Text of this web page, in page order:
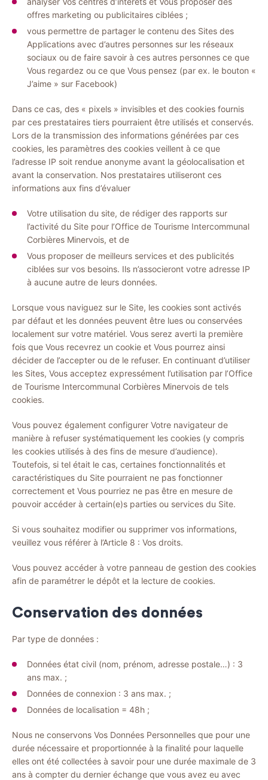
offres marketing ou publicitaires ciblées ;
vous permettre de partager le contenu des Sites des
Applications avec d’autres personnes sur les réseaux
sociaux ou de faire savoir à ces autres personnes ce que
Vous regardez ou ce que Vous pensez (par ex. le bouton «
J’aime » sur Facebook)
Dans ce cas, des « pixels » invisibles et des cookies fournis
par ces prestataires tiers pourraient être utilisés et conservés.
Lors de la transmission des informations générées par ces
cookies, les paramètres des cookies veillent à ce que
l’adresse IP soit rendue anonyme avant la géolocalisation et
avant la conservation. Nos prestataires utiliseront ces
informations aux fins d’évaluer
Votre utilisation du site, de rédiger des rapports sur
l’activité du Site pour l’Office de Tourisme Intercommunal
Corbières Minervois, et de
Vous proposer de meilleurs services et des publicités
ciblées sur vos besoins. Ils n’associeront votre adresse IP
à aucune autre de leurs données.
Lorsque vous naviguez sur le Site, les cookies sont activés
par défaut et les données peuvent être lues ou conservées
localement sur votre matériel. Vous serez averti la première
fois que Vous recevrez un cookie et Vous pourrez ainsi
décider de l’accepter ou de le refuser. En continuant d’utiliser
les Sites, Vous acceptez expressément l’utilisation par l’Office
de Tourisme Intercommunal Corbières Minervois de tels
cookies.
Vous pouvez également configurer Votre navigateur de
manière à refuser systématiquement les cookies (y compris
les cookies utilisés à des fins de mesure d’audience).
Toutefois, si tel était le cas, certaines fonctionnalités et
caractéristiques du Site pourraient ne pas fonctionner
correctement et Vous pourriez ne pas être en mesure de
pouvoir accéder à certain(e)s parties ou services du Site.
Si vous souhaitez modifier ou supprimer vos informations,
veuillez vous référer à l’Article 8 : Vos droits.
Vous pouvez accéder à votre panneau de gestion des cookies
afin de paramétrer le dépôt et la lecture de cookies.
Conservation des données
Par type de données :
Données état civil (nom, prénom, adresse postale…) : 3
ans max. ;
Données de connexion : 3 ans max. ;
Données de localisation = 48h ;
Nous ne conservons Vos Données Personnelles que pour une
durée nécessaire et proportionnée à la finalité pour laquelle
elles ont été collectées à savoir pour une durée maximale de 3
ans à compter du dernier échange que vous avez eu avec